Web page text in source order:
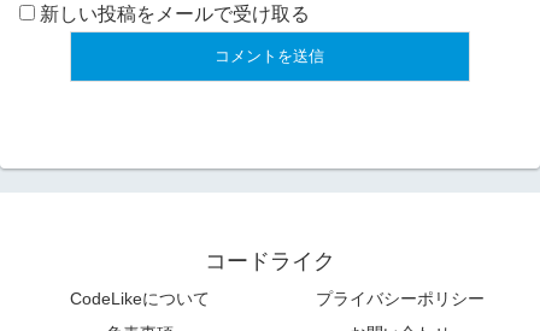
新しい投稿をメールで受け取る
コードライク
CodeLikeについて
プライバシーポリシー